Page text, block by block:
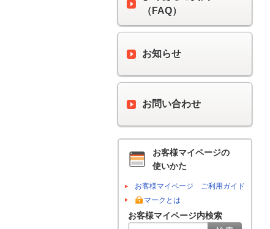
（FAQ）
お知らせ
お問い合わせ
お客様マイページの
使いかた
お客様マイページ ご利用ガイド
マークとは
お客様マイページ内検索